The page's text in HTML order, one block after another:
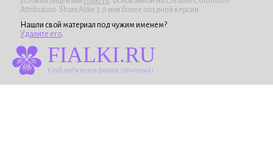
Attribution-ShareAlike 3.0 или более поздней версии.
Нашли свой материал под чужим именем?
Удалите его
FIALKI.RU
Клуб любителей фиалок (сенполий)